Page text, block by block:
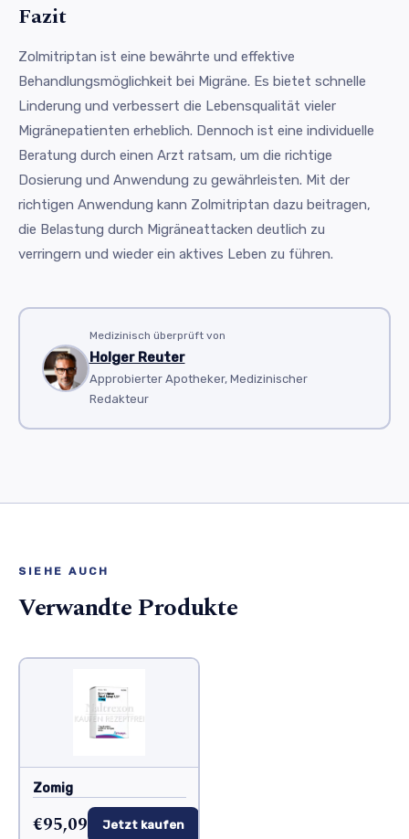
Fazit
Zolmitriptan ist eine bewährte und effektive
Behandlungsmöglichkeit bei Migräne. Es bietet schnelle
Linderung und verbessert die Lebensqualität vieler
Migränepatienten erheblich. Dennoch ist eine individuelle
Beratung durch einen Arzt ratsam, um die richtige
Dosierung und Anwendung zu gewährleisten. Mit der
richtigen Anwendung kann Zolmitriptan dazu beitragen,
die Belastung durch Migräneattacken deutlich zu
verringern und wieder ein aktives Leben zu führen.
Medizinisch überprüft von
Holger Reuter
Approbierter Apotheker, Medizinischer
Redakteur
SIEHE AUCH
Verwandte Produkte
Zomig
€95,09 Jetzt kaufen